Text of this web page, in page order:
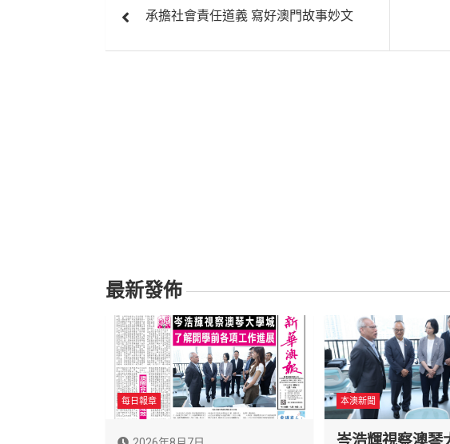
章
承擔社會責任道義 寫好澳門故事妙文
最新發佈
每日報章 本澳新聞